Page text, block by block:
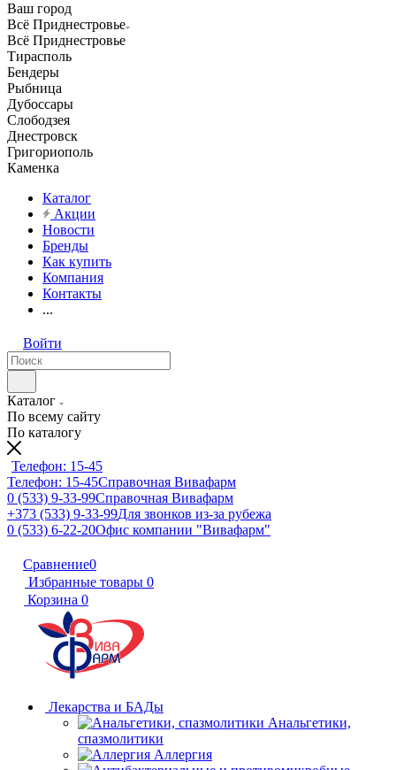
Ваш город
Всё Приднестровье
Всё Приднестровье
Тирасполь
Бендеры
Рыбница
Дубоссары
Слободзея
Днестровск
Григориополь
Каменка
Каталог
Акции
Новости
Бренды
Как купить
Компания
Контакты
...
Войти
Каталог
По всему сайту
По каталогу
Телефон: 15-45
Телефон: 15-45Справочная Вивафарм
0 (533) 9-33-99Справочная Вивафарм
+373 (533) 9-33-99Для звонков из-за рубежа
0 (533) 6-22-20Офис компании "Вивафарм"
Сравнение0
Избранные товары 0
Корзина 0
Лекарства и БАДы
Анальгетики,
спазмолитики
Аллергия